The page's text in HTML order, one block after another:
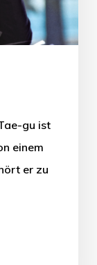
gu ist
einem
er zu